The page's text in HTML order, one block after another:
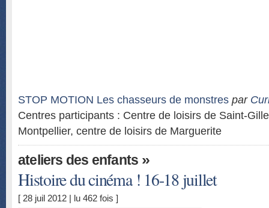
STOP MOTION Les chasseurs de monstres par
Centres participants : Centre de loisirs de Saint-
Montpellier, centre de loisirs de Marguerite
ateliers des enfants »
Histoire du cinéma ! 16-18 juillet
[ 28 juil 2012 | lu 462 fois ]